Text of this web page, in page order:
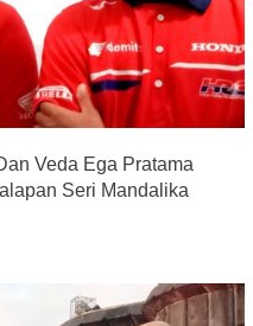
Veda Ega Pratama
Seri Mandalika